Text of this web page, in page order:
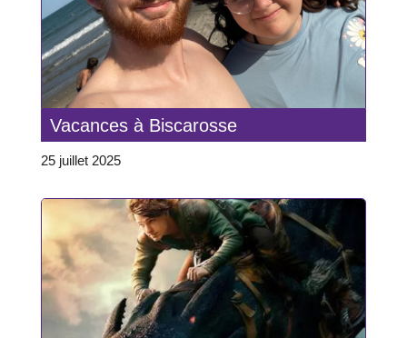
Vacances à Biscarosse
25 juillet 2025